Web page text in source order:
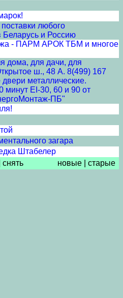
любого
Беларусь и Россию
- ПАРМ АРОК ТБМ и многое
дома, для дачи, для
ш., 48 А. 8(499) 167
металлические.
минут EI-30, 60 и 90 от
ПБ"
загара
Штабелер
снять новые старые